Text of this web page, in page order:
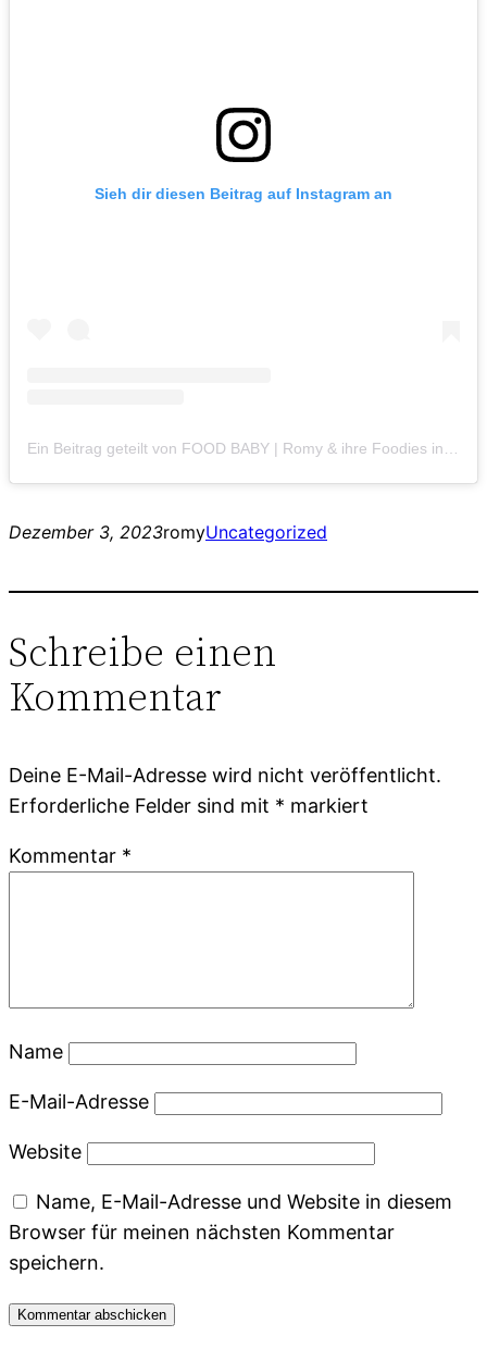
Sieh dir diesen Beitrag auf Instagram an
Dezember 3, 2023romyUncategorized
Schreibe einen
Kommentar
Deine E-Mail-Adresse wird nicht veröffentlicht.
Erforderliche Felder sind mit * markiert
Kommentar *
Name
E-Mail-Adresse
Website
Name, E-Mail-Adresse und Website in diesem
Browser für meinen nächsten Kommentar
speichern.